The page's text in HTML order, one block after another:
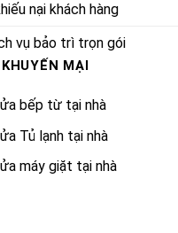
nại khách hàng
vụ bảo trì trọn gói
MẠI
bếp từ tại nhà
Tủ lạnh tại nhà
máy giặt tại nhà